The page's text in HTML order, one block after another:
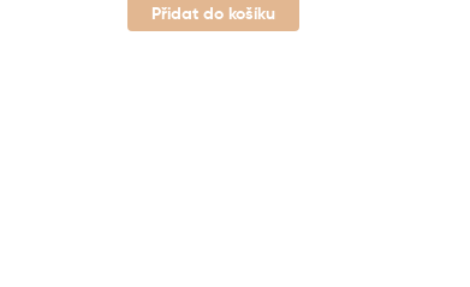
Přidat do košíku